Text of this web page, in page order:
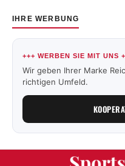
IHRE WERBUNG
+++ WERBEN SIE MIT UNS
Wir geben Ihrer Marke
richtigen Umfeld.